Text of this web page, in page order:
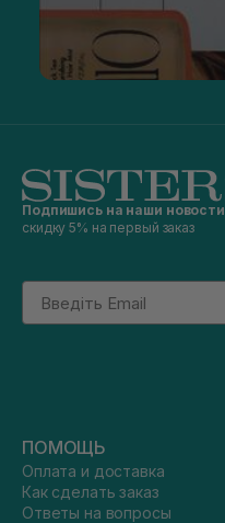
Подпишись на наши новости
скидку 5% на первый заказ
Email
ПОМОЩЬ
Оплата и доставка
Как сделать заказ
Ответы на вопросы